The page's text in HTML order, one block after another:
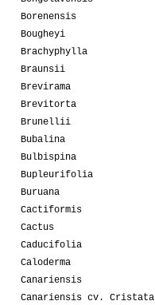
Borenensis
Bougheyi
Brachyphylla
Braunsii
Brevirama
Brevitorta
Brunellii
Bubalina
Bulbispina
Bupleurifolia
Buruana
Cactiformis
Cactus
Caducifolia
Caloderma
Canariensis
Canariensis cv. Cristata